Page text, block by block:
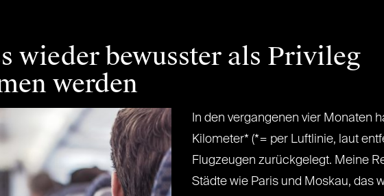
wieder bewusster als Privileg
werden
In den vergangenen vier Monaten
Kilometer* (*= per Luftlinie, laut
Flugzeugen zurückgelegt. Meine
Städte wie Paris und Moskau, das